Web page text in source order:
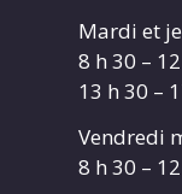
Mardi et
8 h 30 –
13 h 30 –
Vendredi
8 h 30 –